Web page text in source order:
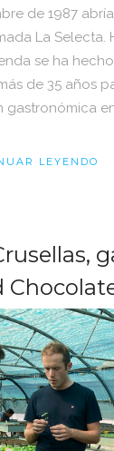
de 1987
La Selecta.
se ha
de 35 años
gastronómica
LEYENDO